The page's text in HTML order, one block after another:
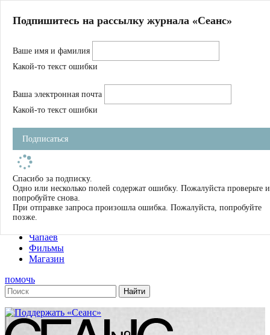
Магазин
Журнал
Школа
Устав
Фильмы
Имена
Тэги
О нас
Журнал
Книги
Чапаев
Фильмы
Магазин
помочь
Подпишитесь на рассылку журнала «Сеанс»
Ваше имя и фамилия
Какой-то текст ошибки
Ваша электронная почта
Какой-то текст ошибки
Подписаться
Спасибо за подписку.
Одно или несколько полей содержат ошибку. Пожалуйста проверьте и
попробуйте снова.
При отправке запроса произошла ошибка. Пожалуйста, попробуйте
позже.